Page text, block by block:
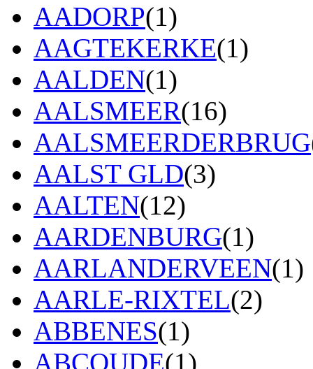
AADORP(1)
AAGTEKERKE(1)
AALDEN(1)
AALSMEER(16)
AALSMEERDERBRUG
AALST GLD(3)
AALTEN(12)
AARDENBURG(1)
AARLANDERVEEN(1)
AARLE-RIXTEL(2)
ABBENES(1)
ABCOUDE(1)